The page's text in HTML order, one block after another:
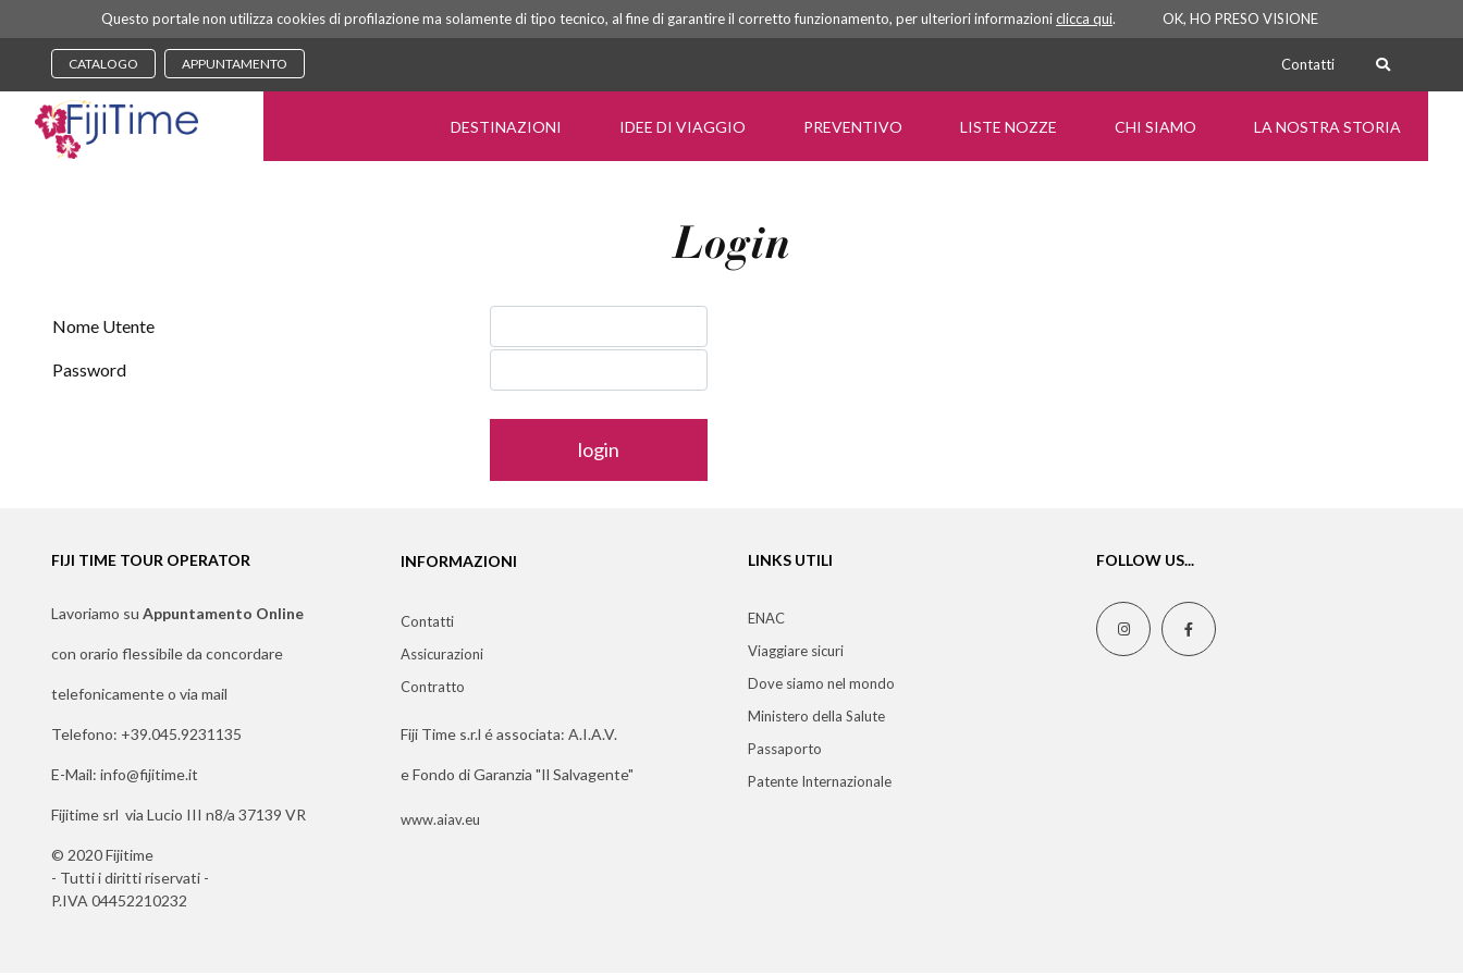
Questo portale non utilizza cookies di profilazione ma solamente di tipo tecnico, al fine di garantire il corretto funzionamento, per ulteriori informazioniclicca qui. OK, HO PRESO VISIONE
CATALOGO APPUNTAMENTO Contatti
DESTINAZIONI IDEE DI VIAGGIO PREVENTIVO LISTE NOZZE CHI SIAMO LA NOSTRA STORIA
Login
Nome Utente
Password
FIJI TIME TOUR OPERATOR
Lavoriamo su Appuntamento Online
con orario flessibile da concordare
telefonicamente o via mail
Telefono: +39.045.9231135
E-Mail: info@fijitime.it
Fijitime srl via Lucio III n8/a 37139 VR
© 2020 Fijitime
- Tutti i diritti riservati -
P.IVA 04452210232
INFORMAZIONI
Contatti
Assicurazioni
Contratto
Fiji Time s.r.l é associata: A.I.A.V.
e Fondo di Garanzia "Il Salvagente"
www.aiav.eu
LINKS UTILI
ENAC
Viaggiare sicuri
Dove siamo nel mondo
Ministero della Salute
Passaporto
Patente Internazionale
FOLLOW US...